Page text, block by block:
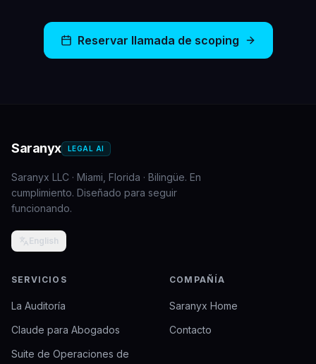
Reservar llamada de scoping
Saranyx LEGAL AI
Saranyx LLC · Miami, Florida · Bilingüe. En
cumplimiento. Diseñado para seguir
funcionando.
English
SERVICIOS
La Auditoría
Claude para Abogados
Suite de Operaciones de
COMPAÑÍA
Saranyx Home
Contacto